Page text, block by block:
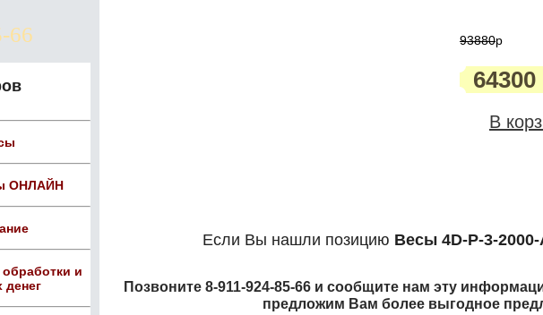
66
ОНЛАЙН
и
денег
93880p
64300
В
Если Вы нашли позицию Весы 4D-P-3-2000-
Позвоните 8-911-924-85-66 и сообщите нам эту
предложим Вам более выгодное